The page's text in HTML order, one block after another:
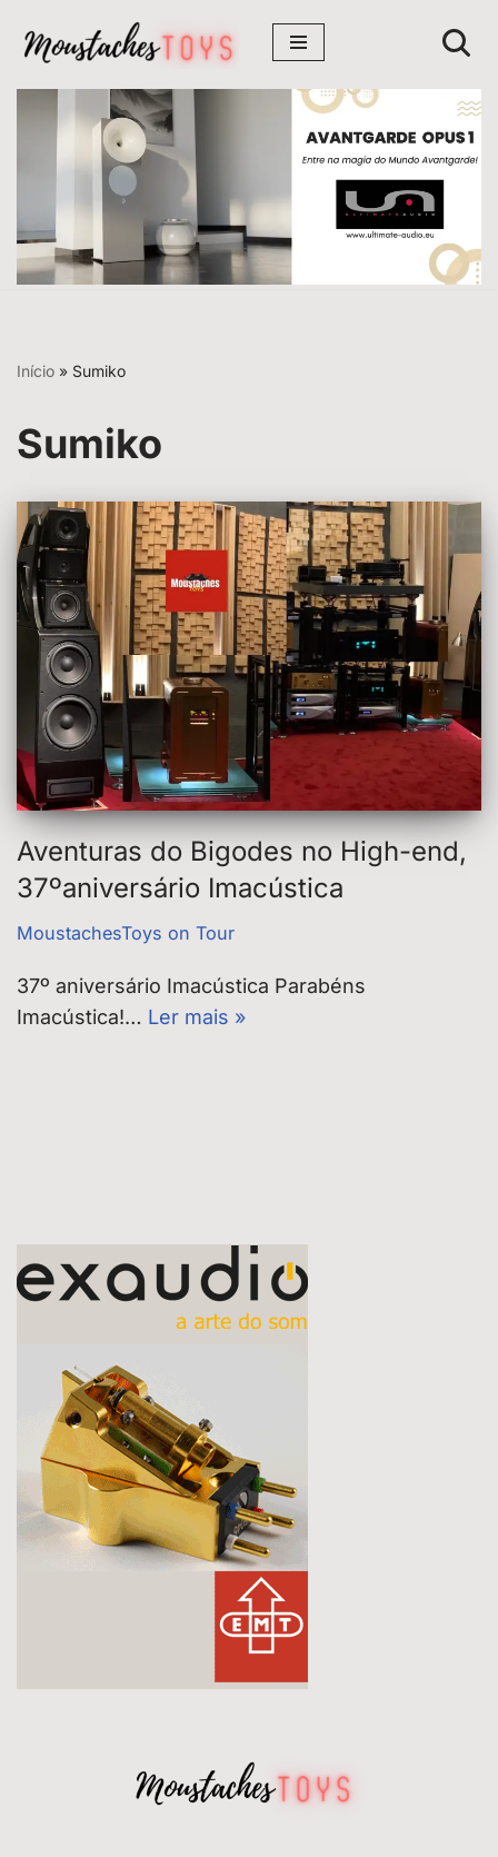
Avançar
para
conteúdo
Início » Sumiko
Sumiko
Aventuras do Bigodes no High-end,
37ºaniversário Imacústica
MoustachesToys on Tour
37º aniversário Imacústica Parabéns
Imacústica!… Ler mais »